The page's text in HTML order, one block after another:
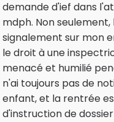
demande d'ief dans
mdph. Non
signalement sur mon
le droit à une
menacé et humilié
n'ai toujours pas de
enfant, et la rentrée
d'instruction de